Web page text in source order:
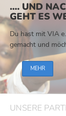
.... UND
GEHT ES
Du hast mit VIA
gemacht und
MEHR
UNSERE